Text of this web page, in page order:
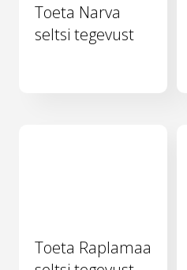
Toeta Narva
seltsi tegevust
Toeta Raplamaa